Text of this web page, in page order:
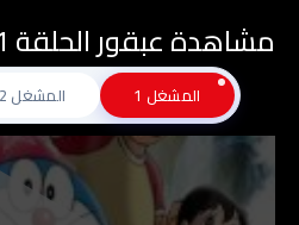
مشاهدة عبقور الحلقة 41
المشغل 1 المشغل 2